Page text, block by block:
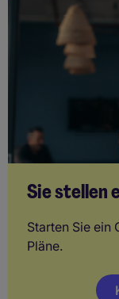
Sie stellen
Starten Sie ein
Pläne.